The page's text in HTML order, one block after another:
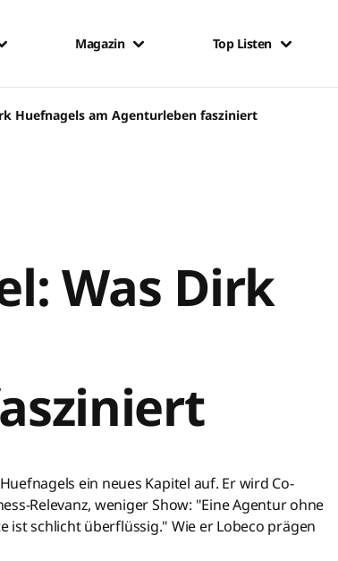
Magazin Top Listen
Huefnagels am Agenturleben fasziniert
Was Dirk
ein neues Kapitel auf. Er wird Co-
Relevanz, weniger Show: "Eine Agentur ohne
ist schlicht überflüssig." Wie er Lobeco prägen